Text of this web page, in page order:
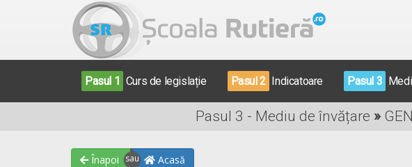
Pasul 1 Curs de legislație Pasul 2 Indicatoare Pasul 3
Pasul 3 - Mediu de învățare »
Înapoi Acasă